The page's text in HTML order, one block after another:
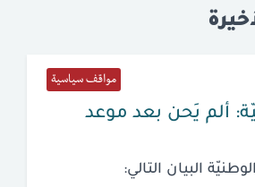
مواقف سياسية
ألم يَحن بعد موعد
البيان التالي: